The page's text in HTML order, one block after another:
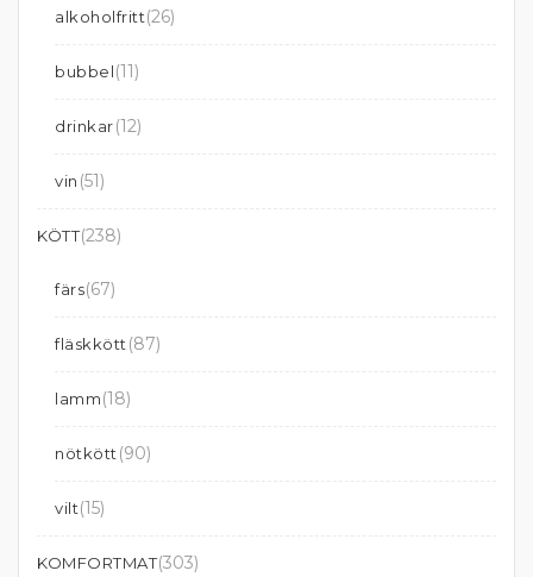
alkoholfritt(26)
bubbel(11)
drinkar(12)
vin (51)
KÖTT(238)
färs(67)
fläskkött (87)
lamm(18)
nötkött (90)
vilt(15)
KOMFORTMAT(303)